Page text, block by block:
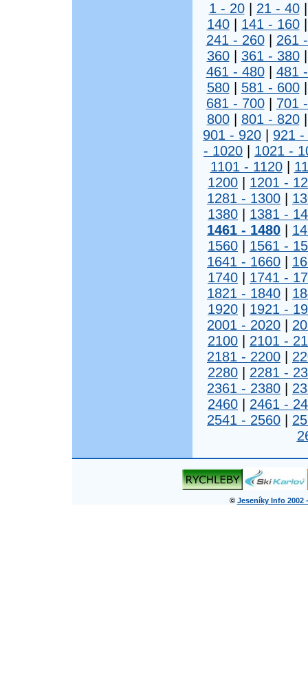
1 - 20| 21 - 40
140| 141 - 160
241 - 260| 261
360| 361 - 380
461 - 480| 481
580| 581 - 600
681 - 700| 701
800| 801 - 820
901 - 920
921 -
- 1020
1021 -
1101 - 1120|
1200
1201 -
1281 - 1300
1380
1381 -
1461 - 1480
1560
1561 -
1641 - 1660
1740
1741 -
1821 - 1840
1920
1921 -
2001 - 2020
2100
2101 -
2181 - 2200
2280
2281 -
2361 - 2380
2460
2461 -
2541 - 2560
© Jeseníky Info 2002